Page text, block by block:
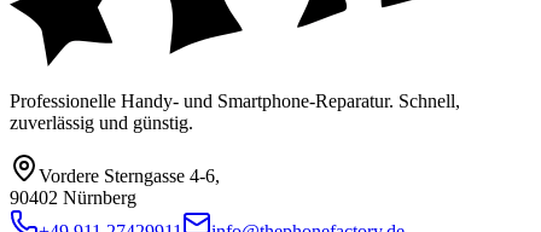
Professionelle Handy- und Smartphone-Reparatur. Schnell,
zuverlässig und günstig.
Vordere Sterngasse 4-6,
90402 Nürnberg